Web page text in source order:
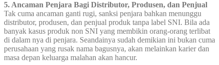
5. Ancaman Penjara Bagi Distributor, Produsen, dan Penjual
Tak cuma ancaman ganti rugi, sanksi penjara bahkan menunggu
distributor, produsen, dan penjual produk tanpa label SNI. Bila ada
banyak kasus produk non SNI yang membikin orang-orang terlibat
di dalam nya di penjara. Seandainya sudah demikian ini bukan cuma
perusahaan yang rusak nama bagusnya, akan melainkan karier dan
masa depan keluarga malahan akan hancur.